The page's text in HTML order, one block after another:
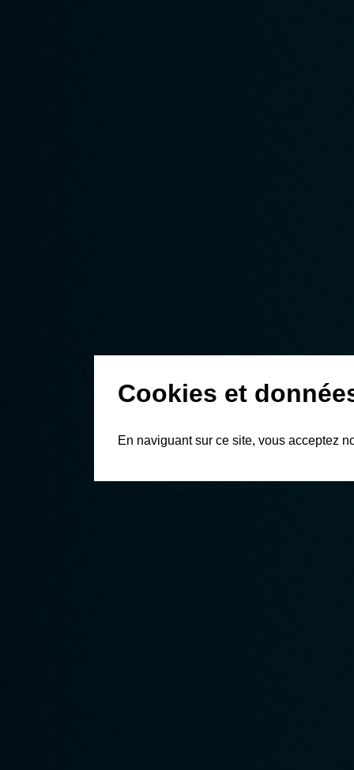
Cookies et
En naviguant sur ce site, vous acceptez